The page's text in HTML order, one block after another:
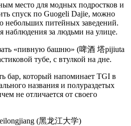
место для модных подростков и
спуск по Guogeli Dajie, можно
небольших питейных заведений.
наблюдения за людьми на улице.
«пивную башню» (啤酒 塔pijiuta
тубе, с втулкой на дне.
бар, который напоминает TGI в
названия и полураздетых
не отличается от своего
(黑龙江大学)